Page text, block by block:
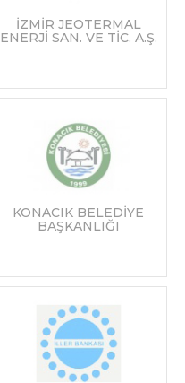
İZMİR JEOTERMAL
ENERJİ SAN. VE TİC. A.Ş.
KONACIK BELEDİYE
BAŞKANLIĞI